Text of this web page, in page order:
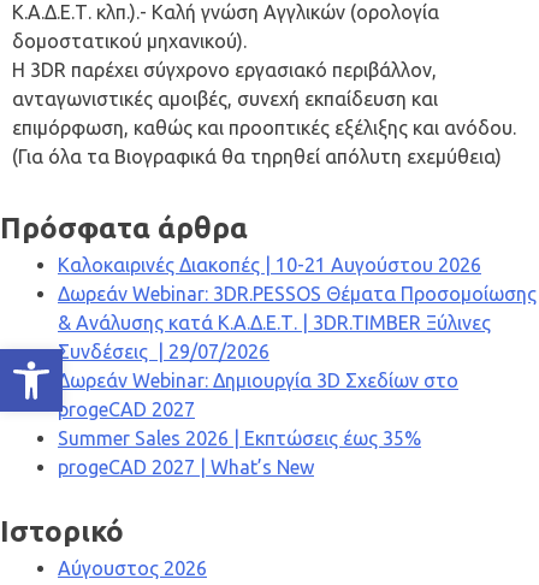
Ανοίξτε τη γραμμή εργαλείων
Κ.Α.Δ.Ε.Τ. κλπ.).- Καλή γνώση Αγγλικών (ορολογία
δομοστατικού μηχανικού).
Η 3DR παρέχει σύγχρονο εργασιακό περιβάλλον,
ανταγωνιστικές αμοιβές, συνεχή εκπαίδευση και
επιμόρφωση, καθώς και προοπτικές εξέλιξης και ανόδου.
(Για όλα τα Βιογραφικά θα τηρηθεί απόλυτη εχεμύθεια)
Πρόσφατα άρθρα
Καλοκαιρινές Διακοπές | 10-21 Αυγούστου 2026
Δωρεάν Webinar: 3DR.PESSOS Θέματα Προσομοίωσης
& Ανάλυσης κατά Κ.Α.Δ.Ε.Τ. | 3DR.TIMBER Ξύλινες
Συνδέσεις | 29/07/2026
Δωρεάν Webinar: Δημιουργία 3D Σχεδίων στο
progeCAD 2027
Summer Sales 2026 | Εκπτώσεις έως 35%
progeCAD 2027 | What’s New
Ιστορικό
Αύγουστος 2026